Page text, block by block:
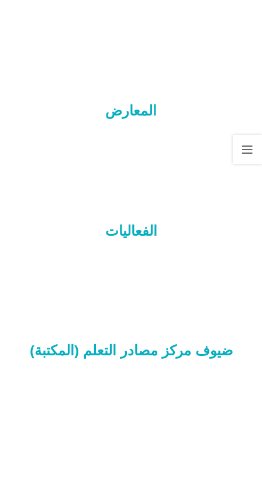
المعارض
الفعاليات
ضيوف مركز مصادر التعلم (المكتبة)